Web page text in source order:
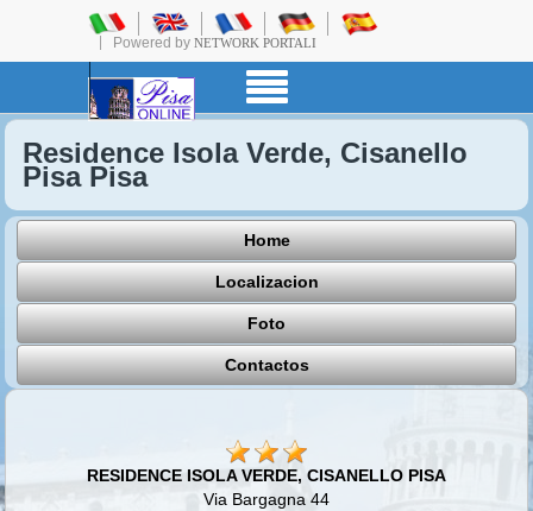
Powered by NETWORK PORTALI
Residence Isola Verde, Cisanello
Pisa Pisa
Home
Localizacion
Foto
Contactos
RESIDENCE ISOLA VERDE, CISANELLO PISA
Via Bargagna 44